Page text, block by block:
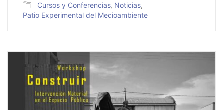
Cursos y Conferencias, Noticias,
Patio Experimental del Medioambiente